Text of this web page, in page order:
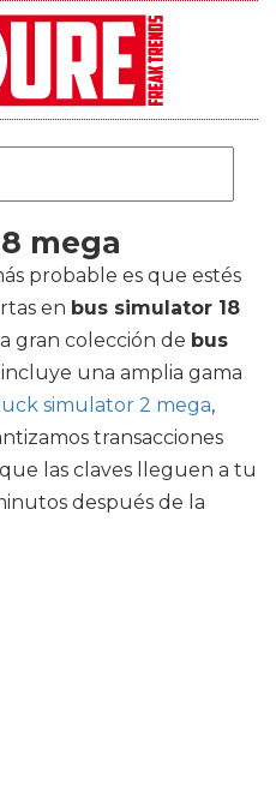
mega
probable es que estés
en bus simulator 18
gran colección de bus
una amplia gama
simulator 2 mega,
transacciones
las claves lleguen a tu
después de la